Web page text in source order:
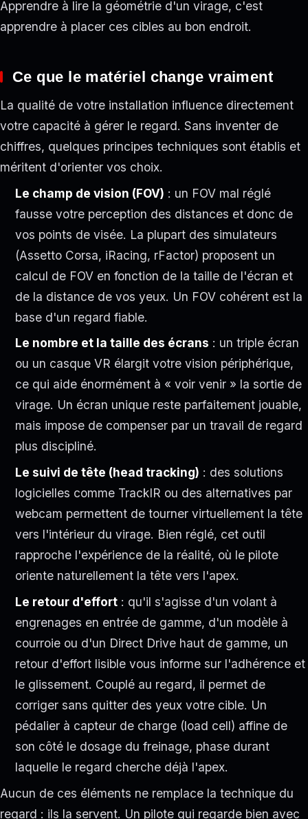
Apprendre à lire la géométrie d'un virage, c'est
apprendre à placer ces cibles au bon endroit.
Ce que le matériel change vraiment
La qualité de votre installation influence directement
votre capacité à gérer le regard. Sans inventer de
chiffres, quelques principes techniques sont établis et
méritent d'orienter vos choix.
Le champ de vision (FOV) : un FOV mal réglé
fausse votre perception des distances et donc de
vos points de visée. La plupart des simulateurs
(Assetto Corsa, iRacing, rFactor) proposent un
calcul de FOV en fonction de la taille de l'écran et
de la distance de vos yeux. Un FOV cohérent est la
base d'un regard fiable.
Le nombre et la taille des écrans : un triple écran
ou un casque VR élargit votre vision périphérique,
ce qui aide énormément à « voir venir » la sortie de
virage. Un écran unique reste parfaitement jouable,
mais impose de compenser par un travail de regard
plus discipliné.
Le suivi de tête (head tracking) : des solutions
logicielles comme TrackIR ou des alternatives par
webcam permettent de tourner virtuellement la tête
vers l'intérieur du virage. Bien réglé, cet outil
rapproche l'expérience de la réalité, où le pilote
oriente naturellement la tête vers l'apex.
Le retour d'effort : qu'il s'agisse d'un volant à
engrenages en entrée de gamme, d'un modèle à
courroie ou d'un Direct Drive haut de gamme, un
retour d'effort lisible vous informe sur l'adhérence et
le glissement. Couplé au regard, il permet de
corriger sans quitter des yeux votre cible. Un
pédalier à capteur de charge (load cell) affine de
son côté le dosage du freinage, phase durant
laquelle le regard cherche déjà l'apex.
Aucun de ces éléments ne remplace la technique du
regard : ils la servent. Un pilote qui regarde bien avec